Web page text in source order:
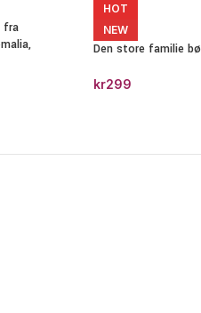
fra
HOT
NEW
Den store familie
kr299